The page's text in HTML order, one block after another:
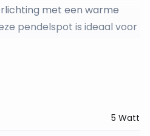
met een warme
pendelspot is ideaal voor
als commerciële
5 Watt